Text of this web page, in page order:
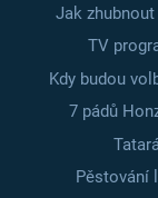
Jak zhubnout
TV
Kdy budou
7 pádů
Pěstování